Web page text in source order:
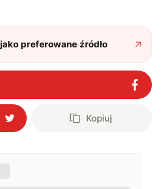
jako preferowane źródło
Kopiuj